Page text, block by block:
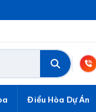
Điều Hòa Dự Án